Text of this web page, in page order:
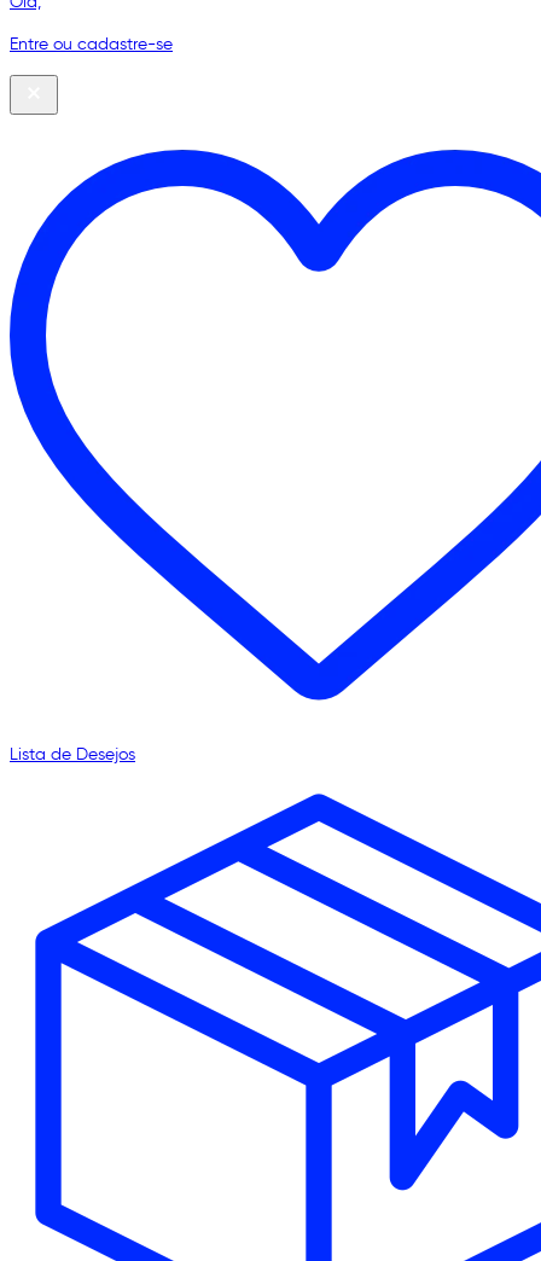
Entre ou cadastre-se
Lista de Desejos